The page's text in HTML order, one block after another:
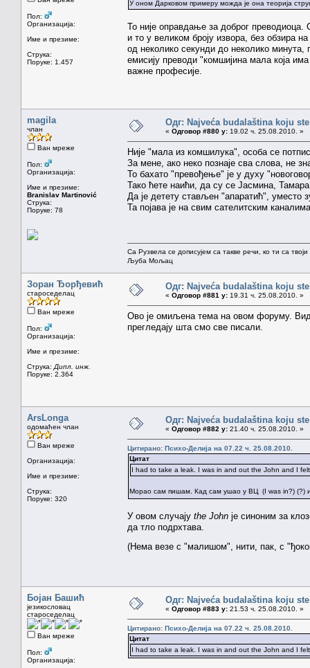
Пол:
Организација:
Име и презиме:
Струка:
Поруке: 1.457
У оном Дарковом примеру можда је она теорија
То није оправдање за доброг
и то у великом броју извора, без обзира
од неколико секунди до неколико
емисију преводи "комшијина мала која
важне професије.
magila
члан
Ван мреже
Пол:
Организација:
Име и презиме:
Branislav Martinović
Струка:
Поруке: 78
Одг: Najveća budalaština koju
« Одговор #880 у: 19.02 ч. 25.08.2010. »
Није "мала из комшилука", особа се
За мене, ако неко познаје сва слова, не
То бахато "превођење" је у духу
Тако ћете наићи, да су се Јасмина,
Да је детету стављен "апаратић", уместо
Та појава је на свим сателитским
Са Рузвела се дописујем са такве речи, ко ти са
Љуба Мољац
Зоран Ђорђевић
староседелац
Ван мреже
Пол:
Организација:
Име и презиме:
Струка: Дипл. инж.
Поруке: 2.364
Одг: Najveća budalaština koju
« Одговор #881 у: 19.31 ч. 25.08.2010. »
Ово је омиљена тема на овом форуму.
прегледају шта смо све писали.
ArsLonga
одомаћен члан
Ван мреже
Организација:
Име и презиме:
Струка:
Поруке: 320
Одг: Najveća budalaština koju
« Одговор #882 у: 21.40 ч. 25.08.2010. »
Цитирано: Психо-Делија на 07.22 ч. 25.08.2010.
Цитат
I had to take a leak. I was in and out the John and I
Морао сам пишам. Кад сам ушао у ВЦ (I was in?) (?)
У овом случају the John jе синоним за
да тло подрхтава.
(Нема везе с "малишом", нити, пак, с
Бојан Башић
језикословац
староседелац
Ван мреже
Пол:
Организација:
Одг: Najveća budalaština koju
« Одговор #883 у: 21.53 ч. 25.08.2010. »
Цитирано: Психо-Делија на 07.22 ч. 25.08.2010.
Цитат
I had to take a leak. I was in and out the John and I